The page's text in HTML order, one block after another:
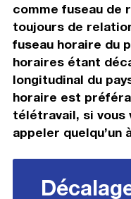
comme fuseau de
toujours de
fuseau horaire du
horaires étant
longitudinal du
horaire est
télétravail, si vous
appeler quelqu’un